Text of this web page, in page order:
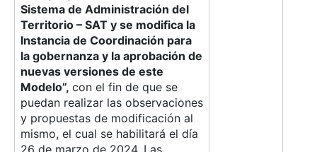
Sistema de Administración del
Territorio – SAT y se modifica la
Instancia de Coordinación para
la gobernanza y la aprobación de
nuevas versiones de este
Modelo”, con el fin de que se
puedan realizar las observaciones
y propuestas de modificación al
mismo, el cual se habilitará el día
26 de marzo de 2024. Las